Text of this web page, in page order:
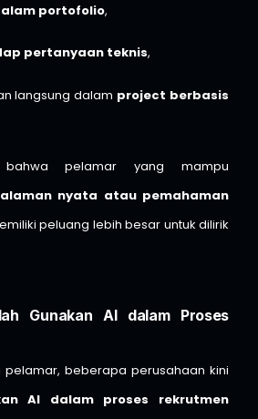
portofolio,
pertanyaan teknis,
langsung dalam project berbasis
bahwa pelamar yang mampu
nyata atau pemahaman
peluang lebih besar untuk dilirik
Gunakan AI dalam Proses
pelamar, beberapa perusahaan kini
AI dalam proses rekrutmen